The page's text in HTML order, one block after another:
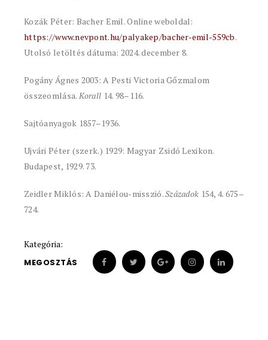
Kozák Péter: Bacher Emil. Online weboldal:
https://www.nevpont.hu/palyakep/bacher-emil-559cb.
Utolsó letöltés dátuma: 2024. december 8.
Pogány Ágnes 2003: A Pesti Victoria Gőzmalom
összeomlása. Korall 14. 98–116.
Sajtóanyagok 1857–1936.
Ujvári Péter (szerk.) 1929: Magyar Zsidó Lexikon.
Budapest, 1929. 73.
Zeidler Miklós: A Daniélou-misszió.Századok 154, 4. 675–
724.
Kategória:
MEGOSZTÁS